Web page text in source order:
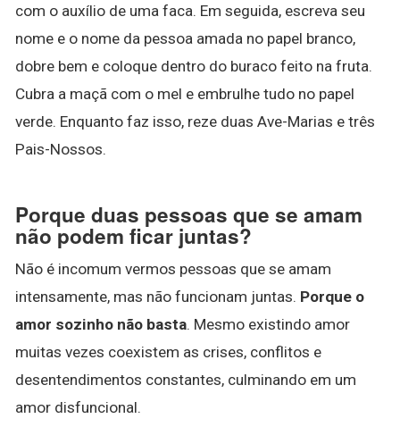
com o auxílio de uma faca. Em seguida, escreva seu
nome e o nome da pessoa amada no papel branco,
dobre bem e coloque dentro do buraco feito na fruta.
Cubra a maçã com o mel e embrulhe tudo no papel
verde. Enquanto faz isso, reze duas Ave-Marias e três
Pais-Nossos.
Porque duas pessoas que se amam
não podem ficar juntas?
Não é incomum vermos pessoas que se amam
intensamente, mas não funcionam juntas. Porque o
amor sozinho não basta. Mesmo existindo amor
muitas vezes coexistem as crises, conflitos e
desentendimentos constantes, culminando em um
amor disfuncional.